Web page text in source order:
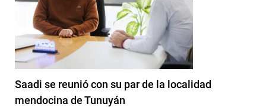
Saadi se reunió con su par de la localidad
mendocina de Tunuyán